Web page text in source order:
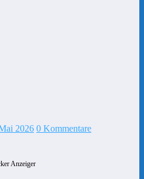
2026 0 Kommentare
Anzeiger